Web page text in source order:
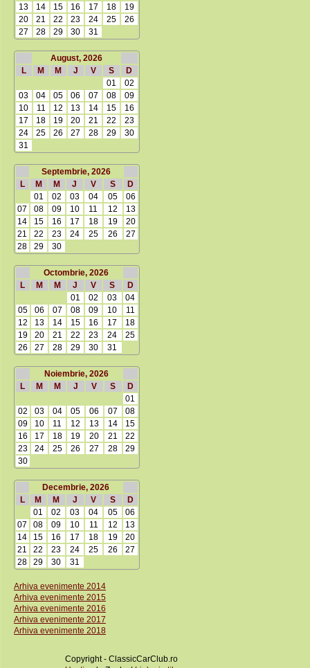
13
14 15 16 17 18
19
20
21 22 23 24 25
26
27
28 29 30 31
August, 2026
L
M M J V S
D
01
02
03
04 05 06 07 08
09
10
11 12 13 14 15
16
17
18 19 20 21 22
23
24
25 26 27 28 29
30
31
Septembrie, 2026
L
M M J V S
D
01
02 03 04 05
06
07
08 09 10 11 12
13
14
15 16 17 18 19
20
21
22 23 24 25 26
27
28
29 30
Octombrie, 2026
L
M M J V S
D
01
02 03
04
05
06 07 08 09 10
11
12
13 14 15 16 17
18
19
20 21 22 23 24
25
26
27 28 29 30 31
Noiembrie, 2026
L
M M J V S
D
01
02
03 04 05 06 07
08
09
10 11 12 13 14
15
16
17 18 19 20 21
22
23
24 25 26 27 28
29
30
Decembrie, 2026
L
M M J V S
D
01
02 03 04 05
06
07
08 09 10 11 12
13
14
15 16 17 18 19
20
21
22 23 24 25 26
27
28
29 30 31
Arhiva evenimente 2014
Arhiva evenimente 2015
Arhiva evenimente 2016
Arhiva evenimente 2017
Arhiva evenimente 2018
Copyright - ClassicCarClub.ro